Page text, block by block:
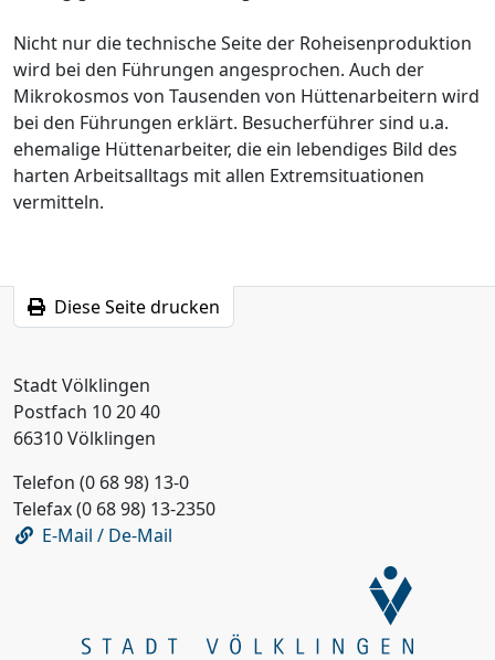
Nicht nur die technische Seite der Roheisenproduktion
wird bei den Führungen angesprochen. Auch der
Mikrokosmos von Tausenden von Hüttenarbeitern wird
bei den Führungen erklärt. Besucherführer sind u.a.
ehemalige Hüttenarbeiter, die ein lebendiges Bild des
harten Arbeitsalltags mit allen Extremsituationen
vermitteln.
Diese Seite drucken
Stadt Völklingen
Postfach 10 20 40
66310 Völklingen
Telefon (0 68 98) 13-0
Telefax (0 68 98) 13-2350
E-Mail / De-Mail